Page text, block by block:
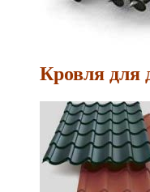
Кровля для